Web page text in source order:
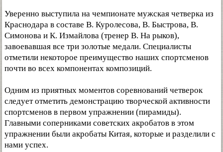
Уверенно выступила на чемпионате мужская четверка из
Краснодара в составе В. Куролесова, В. Быстрова, В.
Симонова и К. Измайлова (тренер В. На рыков),
завоевавшая все три золотые медали. Специалисты
отметили некоторое преимущество наших спортсменов
почти во всех компонентах композиций.
Одним из приятных моментов соревнований четверок
следует отметить демонстрацию творческой активности
спортсменов в первом упражнении (пирамиды).
Главными соперниками советских акробатов в этом
упражнении были акробаты Китая, которые и разделили с
нами успех.